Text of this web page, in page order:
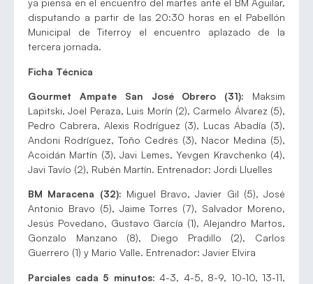
ya piensa en el encuentro del martes ante el BM Aguilar,
disputando a partir de las 20:30 horas en el Pabellón
Municipal de Titerroy el encuentro aplazado de la
tercera jornada.
Ficha Técnica
Gourmet Ampate San José Obrero (31): Maksim
Lapitski, Joel Peraza, Luis Morín (2), Carmelo Álvarez (5),
Pedro Cabrera, Alexis Rodríguez (3), Lucas Abadía (3),
Andoni Rodríguez, Toño Cedrés (3), Nacor Medina (5),
Acoidán Martín (3), Javi Lemes, Yevgen Kravchenko (4),
Javi Tavío (2), Rubén Martín. Entrenador: Jordi Lluelles
BM Maracena (32): Miguel Bravo, Javier Gil (5), José
Antonio Bravo (5), Jaime Torres (7), Salvador Moreno,
Jesús Povedano, Gustavo García (1), Alejandro Martos,
Gonzalo Manzano (8), Diego Pradillo (2), Carlos
Guerrero (1) y Mario Valle. Entrenador: Javier Elvira
Parciales cada 5 minutos: 4-3, 4-5, 8-9, 10-10, 13-11,